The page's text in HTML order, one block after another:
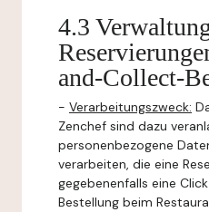
4.3
and-Collect-
- Verarbeitungszweck:
Zenchef sind dazu
personenbezogene
verarbeiten, die eine
gegebenenfalls eine
Bestellung beim